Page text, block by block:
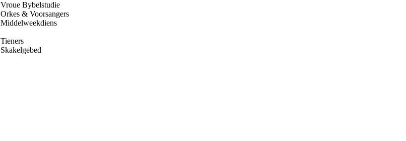
Vroue Bybelstudie
Orkes & Voorsangers
Middelweekdiens
Tieners
Skakelgebed